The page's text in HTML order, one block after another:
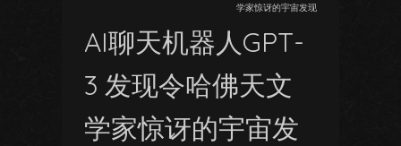
学家惊讶的宇宙发现
AI聊天机器人GPT-
3 发现令哈佛天文
学家惊讶的宇宙发